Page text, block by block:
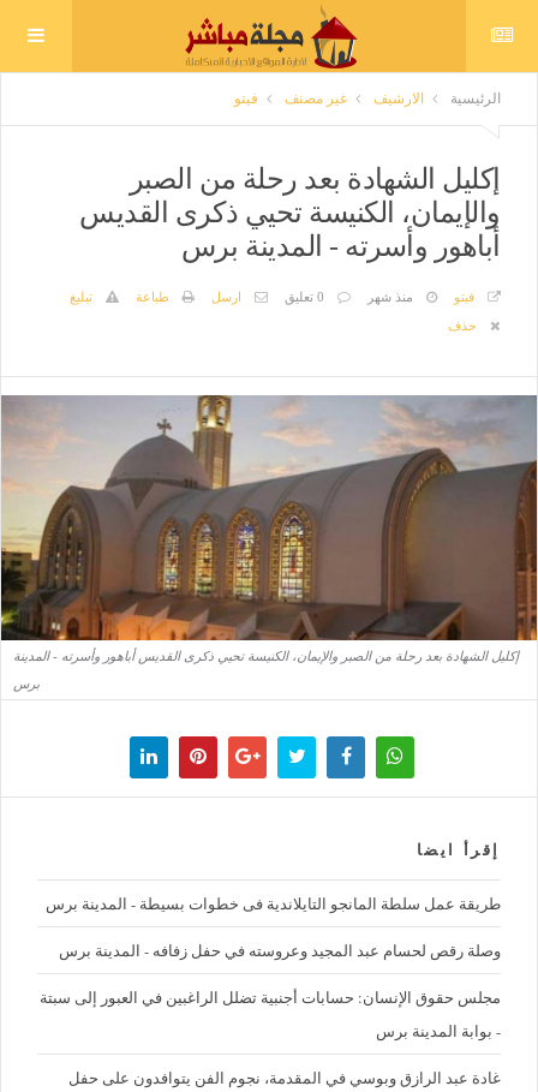
الرئيسية الارشيف غير مصنف فيتو
إكليل الشهادة بعد رحلة من الصبر
والإيمان، الكنيسة تحيي ذكرى القديس
أباهور وأسرته - المدينة برس
فيتو منذ شهر 0 تعليق ارسل طباعة
تبليغ
حذف
إكليل الشهادة بعد رحلة من الصبر والإيمان، الكنيسة تحيي ذكرى القديس أباهور وأسرته - المدينة
برس
إقرأ ايضا
طريقة عمل سلطة المانجو التايلاندية فى خطوات بسيطة - المدينة برس
وصلة رقص لحسام عبد المجيد وعروسته في حفل زفافه - المدينة برس
مجلس حقوق الإنسان: حسابات أجنبية تضلل الراغبين في العبور إلى سبتة
- بوابة المدينة برس
غادة عبد الرازق وبوسي في المقدمة، نجوم الفن يتوافدون على حفل